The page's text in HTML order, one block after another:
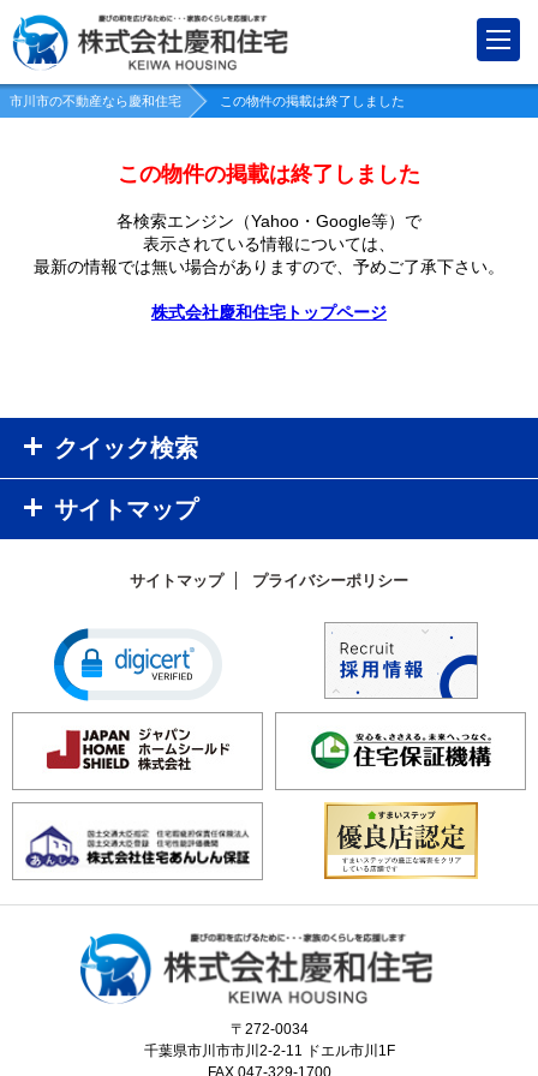
市川市の不動産なら慶和住宅 この物件の掲載は終了しました
この物件の掲載は終了しました
各検索エンジン（Yahoo・Google等）で
表示されている情報については、
最新の情報では無い場合がありますので、 予めご了承下さい。
株式会社慶和住宅トップページ
クイック検索
サイトマップ
サイトマップ プライバシーポリシー
〒272-0034
千葉県市川市市川2-2-11 ドエル市川1F
FAX.047-329-1700